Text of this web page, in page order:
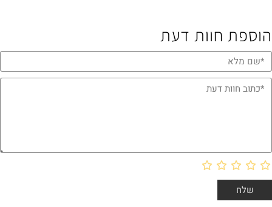
הוספת חוות דעת